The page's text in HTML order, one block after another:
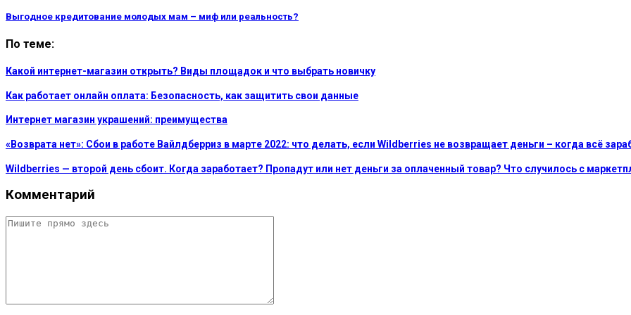
Выгодное кредитование молодых мам – миф или реальность?
По теме:
Какой интернет-магазин открыть? Виды площадок и что выбрать новичку
Как работает онлайн оплата: Безопасность, как защитить свои данные
Интернет магазин украшений: преимущества
«Возврата нет»: Сбои в работе Вайлдберриз в марте 2022: что делать, если Wildberries не возвращает деньги – когда всё
Wildberries — второй день сбоит. Когда заработает? Пропадут или нет деньги за оплаченный товар? Что случилось с
Комментарий